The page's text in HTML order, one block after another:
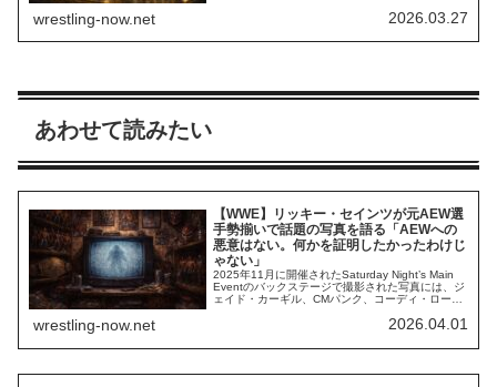
れてしまったものも当然あります。それ自体は仕
マホンに却下された時のシチュエーションは、彼
wrestling-now.net 2026.03.27
あわせて読みたい
【WWE】リッキー・セインツが元AEW選
手勢揃いで話題の写真を語る「AEWへの
悪意はない。何かを証明したかったわけじ
ゃない」
2025年11月に開催されたSaturday Night’s Main
Eventのバックステージで撮影された写真には、ジ
ェイド・カーギル、CMパンク、コーディ・ローデ
ークス）の姿がありました。彼らの共通点は、
うこと。一部では「AEWへの当てつけでは？」と
wrestling-now.net 2026.04.01